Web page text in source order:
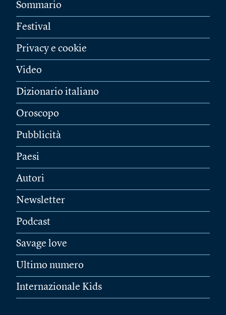
Sommario
Festival
Privacy e cookie
Video
Dizionario italiano
Oroscopo
Pubblicità
Paesi
Autori
Newsletter
Podcast
Savage love
Ultimo numero
Internazionale Kids